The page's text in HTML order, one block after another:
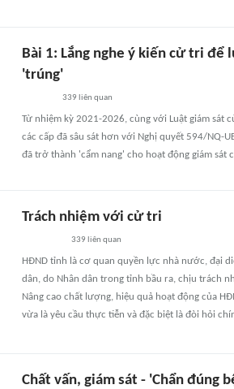
Bài 1: Lắng nghe ý kiến cử tri để
'trúng'
339 liên quan
Từ nhiệm kỳ 2021-2026, cùng với Luật giám sát
các cấp đã sâu sát hơn với Nghị quyết 594/NQ-
đã trở thành 'cẩm nang' cho hoạt động giám sát
Trách nhiệm với cử tri
339 liên quan
HĐND tỉnh là cơ quan quyền lực nhà nước, đại
dân, do Nhân dân trong tỉnh bầu ra, chịu trách
Nâng cao chất lượng, hiệu quả hoạt động của
vừa là yêu cầu thực tiễn và đặc biệt là đòi hỏi
Chất vấn, giám sát - 'Chẩn đúng